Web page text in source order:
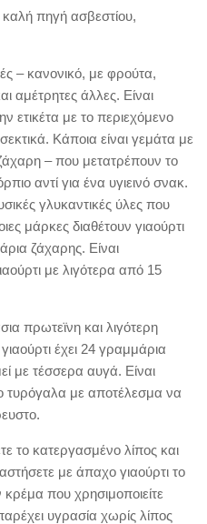
καλή πηγή ασβεστίου,
– κανονικό, με φρούτα,
αμέτρητες άλλες. Είναι
ετικέτα με το περιεχόμενο
Κάποια είναι γεμάτα με
– που μετατρέπουν το
αντί για ένα υγιεινό σνακ.
γλυκαντικές ύλες που
μάρκες διαθέτουν γιαούρτι
ζάχαρης. Είναι
με λιγότερα από 15
πρωτεϊνη και λιγότερη
έχει 24 γραμμάρια
με τέσσερα αυγά. Είναι
τυρόγαλα με αποτέλεσμα να
το κατεργασμένο λίπος και
με άπαχο γιαούρτι το
που χρησιμοποιείτε
υγρασία χωρίς λίπος